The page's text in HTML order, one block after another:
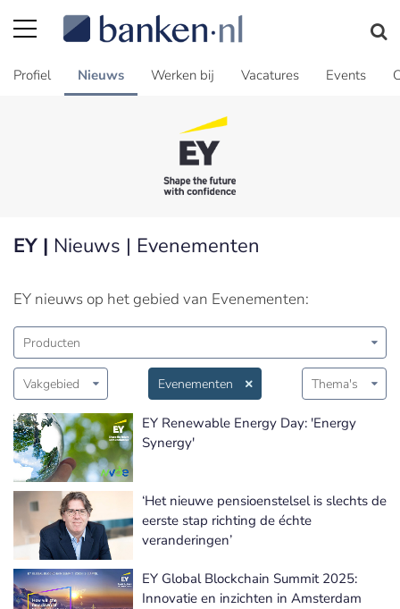
Profiel Nieuws Werken bij Vacatures Events
EY | Nieuws | Evenementen
EY nieuws op het gebied van Evenementen:
Producten
Vakgebied Evenementen Thema's
EY Renewable Energy Day: 'Energy
Synergy'
‘Het nieuwe pensioenstelsel is slechts de
eerste stap richting de échte
veranderingen’
EY Global Blockchain Summit 2025:
Innovatie en inzichten in Amsterdam